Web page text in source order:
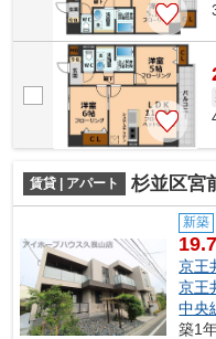
賃貸 | アパート 杉並区宮
新築
京王
京王
中央
築1